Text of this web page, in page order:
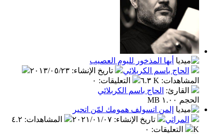
أيها المذخور لليوم العصيب
الحاج باسم الكربلائي
تاريخ الإنشاء: ٢٠١٣/٠٥/٢٣
المشاهدات: ٦.٣ K التعليقات: ٠
القارئ: الحاج باسم الكربلائي
الحجم ١.٠٠ MB
إلمن اتسولف همومك لمّن اتحير
المراثي
تاريخ الإنشاء: ٢٠٢١/٠١/٠٧ المشاهدات: ٤.٢
K
التعليقات: ٠